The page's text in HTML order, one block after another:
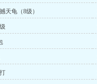
天龟（8级）